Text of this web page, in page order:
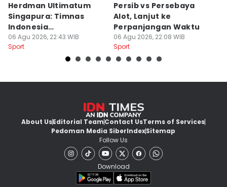
Herdman Ultimatum
Singapura: Timnas
Indonesia
Berpengalaman dan
Lapar
06 Agu 2026, 22:43 WIB
Sport
Persib vs Persebaya
Alot, Lanjut ke
Perpanjangan Waktu
06 Agu 2026, 22:08 WIB
Sport
About UsEditorial TeamContact UsTerms of Services
Pedoman Media SiberIndexSitemap
Follow Us
Download